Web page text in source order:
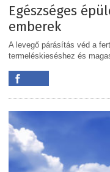
Egészséges
emberek
A levegő párásítás véd a
termeléskieséshez és